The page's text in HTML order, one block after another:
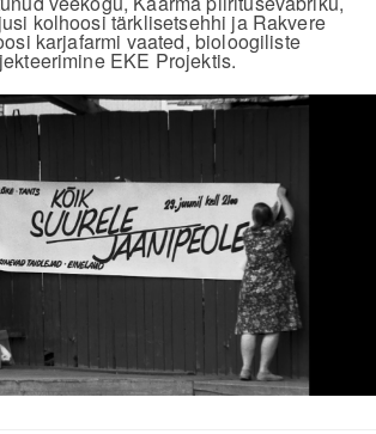
kolhoosi tärklisetsehhi ja Rakvere
karjafarmi vaated, bioloogiliste
EKE Projektis.